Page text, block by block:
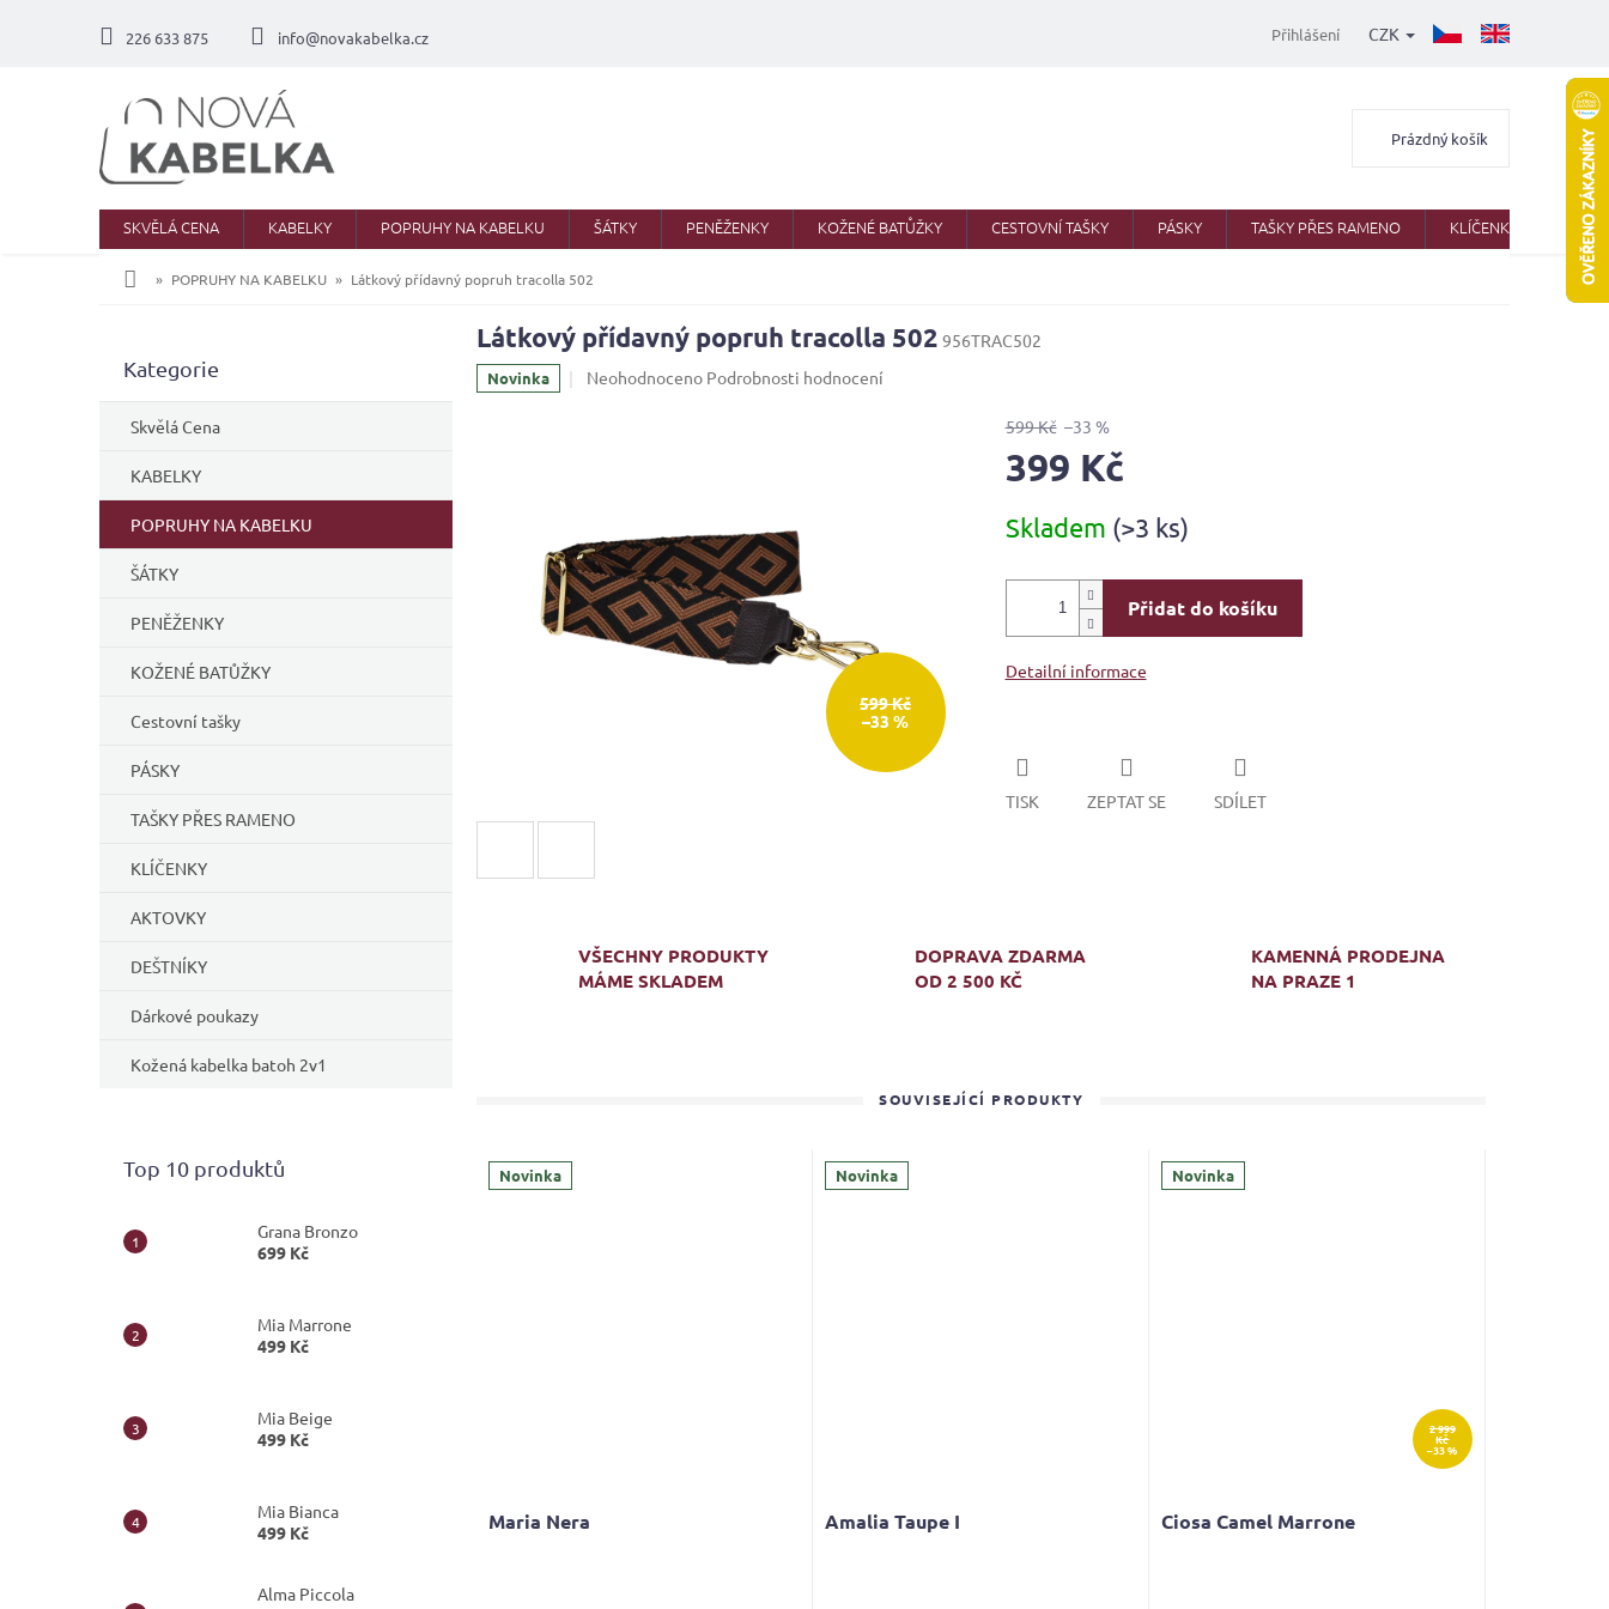
226 633 875 info@novakabelka.cz CZK
Přihlášení
Nákupní
Prázdný košík
SKVĚLÁ CENA KABELKY POPRUHY NA KABELKU ŠÁTKY PENĚŽENKY KOŽENÉ BATŮŽKY CESTOVNÍ TAŠKY PÁSKY TAŠKY PŘES RAMENO KLÍČENKY
DomůPOPRUHY NA KABELKU Látkový přídavný popruh tracolla 502
s
n
í
Přeskočit
Kategorie
Skvělá Cena
KABELKY
POPRUHY NA KABELKU
ŠÁTKY
PENĚŽENKY
KOŽENÉ BATŮŽKY
Cestovní tašky
PÁSKY
TAŠKY PŘES RAMENO
KLÍČENKY
AKTOVKY
DEŠTNÍKY
Dárkové poukazy
Kožená kabelka batoh 2v1
Top 10 produktů
Grana Bronzo
699 Kč
Mia Marrone
499 Kč
Mia Beige
499 Kč
Mia Bianca
499 Kč
Alma Piccola
Látkový přídavný popruh tracolla 502 956TRAC502
Novinka
Průměrné
hvězdiček.
Neohodnoceno Podrobnosti hodnocení
599 Kč
–33 %
599 Kč –33 %
399 Kč
cena:
Skladem (>3 ks)
Přidat do košíku
Detailní informace
TISK ZEPTAT SE SDÍLET
VŠECHNY PRODUKTY
MÁME SKLADEM
DOPRAVA ZDARMA
OD 2 500 KČ
KAMENNÁ PRODEJNA
NA PRAZE 1
SOUVISEJÍCÍ PRODUKTY
Novinka
Maria Nera
Novinka
Amalia Taupe I
Novinka
2 999
Kč
–33 %
Ciosa Camel Marrone